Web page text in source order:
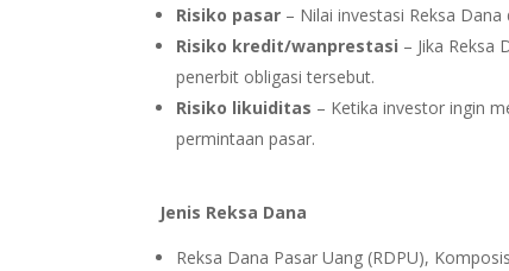
Risiko pasar – Nilai investasi Reksa
Risiko kredit/wanprestasi – Jika Reksa
penerbit obligasi tersebut.
Risiko likuiditas – Ketika investor ingin
permintaan pasar.
Jenis Reksa Dana
Reksa Dana Pasar Uang (RDPU),